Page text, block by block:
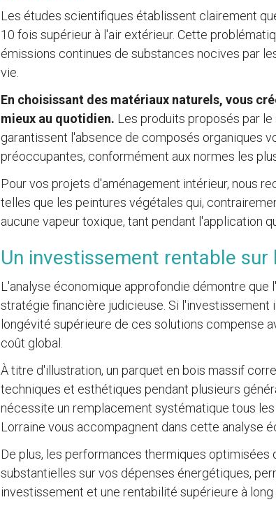
Les études scientifiques établissent clairement
10 fois supérieur à l'air extérieur. Cette
émissions continues de substances nocives par
vie.
En choisissant des matériaux naturels, vous
mieux au quotidien. Les produits proposés par
garantissent l'absence de composés organiques
préoccupantes, conformément aux normes les
Pour vos projets d'aménagement intérieur, nous
telles que les peintures végétales qui,
aucune vapeur toxique, tant pendant l'application
Un investissement rentable sur
L'analyse économique approfondie démontre
stratégie financière judicieuse. Si
longévité supérieure de ces solutions compense
coût global.
À titre d'illustration, un parquet en bois massif
techniques et esthétiques pendant plusieurs
nécessite un remplacement systématique tous
Lorraine vous accompagnent dans cette analyse
De plus, les performances thermiques
substantielles sur vos dépenses énergétiques,
investissement et une rentabilité supérieure à long